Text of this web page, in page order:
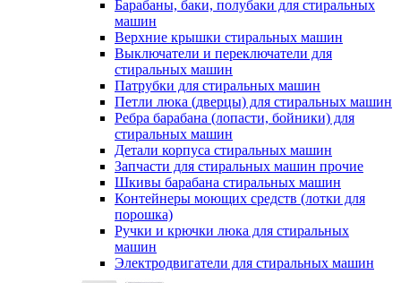
Барабаны, баки, полубаки для стиральных
машин
Верхние крышки стиральных машин
Выключатели и переключатели для
стиральных машин
Патрубки для стиральных машин
Петли люка (дверцы) для стиральных машин
Ребра барабана (лопасти, бойники) для
стиральных машин
Детали корпуса стиральных машин
Запчасти для стиральных машин прочие
Шкивы барабана стиральных машин
Контейнеры моющих средств (лотки для
порошка)
Ручки и крючки люка для стиральных
машин
Электродвигатели для стиральных машин